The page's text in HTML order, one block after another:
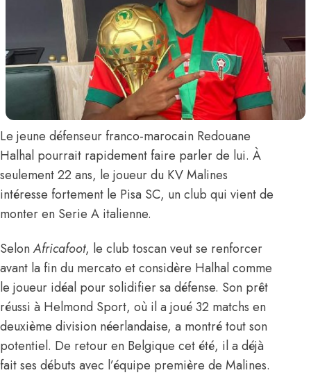
Le jeune défenseur franco-marocain Redouane
Halhal pourrait rapidement faire parler de lui. À
seulement 22 ans, le joueur du KV Malines
intéresse fortement le Pisa SC, un club qui vient de
monter en Serie A italienne.
SelonAfricafoot, le club toscan veut se renforcer
avant la fin du mercato et considère Halhal comme
le joueur idéal pour solidifier sa défense. Son prêt
réussi à Helmond Sport, où il a joué 32 matchs en
deuxième division néerlandaise, a montré tout son
potentiel. De retour en Belgique cet été, il a déjà
fait ses débuts avec l’équipe première de Malines.